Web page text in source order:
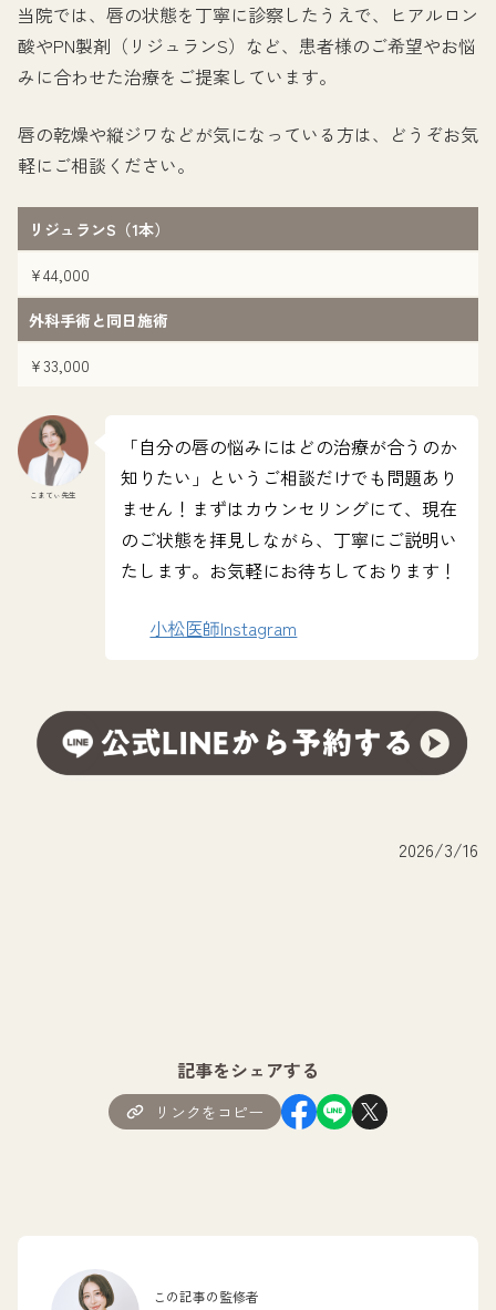
当院では、唇の状態を丁寧に診察したうえで、ヒアルロン
酸やPN製剤（リジュランS）など、患者様のご希望やお悩
みに合わせた治療をご提案しています。
唇の乾燥や縦ジワなどが気になっている方は、どうぞお気
軽にご相談ください。
リジュランS（1本）
¥44,000
外科手術と同日施術
¥33,000
こまてぃ先生
「自分の唇の悩みにはどの治療が合うのか
知りたい」というご相談だけでも問題あり
ません！まずはカウンセリングにて、現在
のご状態を拝見しながら、丁寧にご説明い
たします。お気軽にお待ちしております！
小松医師Instagram
2026/3/16
記事をシェアする
リンクをコピー
この記事の監修者